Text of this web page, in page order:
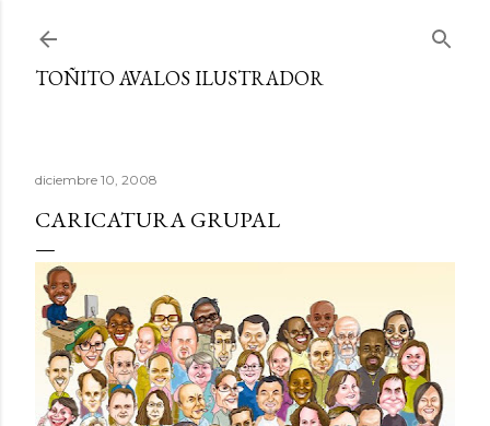
TOÑITO AVALOS ILUSTRADOR
diciembre 10, 2008
CARICATURA GRUPAL